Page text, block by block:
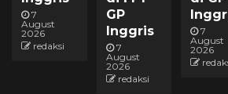
7
August
2026
redaksi
GP
Inggris
7
August
2026
redaksi
7
August
2026